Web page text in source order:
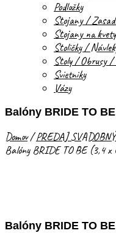
Podložky
Stojany /
Stojany na kvety
Stoličky /
Stoly / Obrusy /
Svietniky
Vázy
Balóny BRIDE TO
Domov/PREDAJ
Balóny BRIDE TO BE (3,4 x
Balóny BRIDE TO